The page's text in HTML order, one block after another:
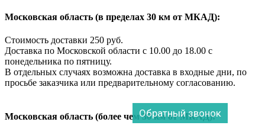
Московская область (в пределах 30 км от МКАД):
Стоимость доставки 250 руб.
Доставка по Московской области с 10.00 до 18.00 с
понедельника по пятницу.
В отдельных случаях возможна доставка в входные дни, по
просьбе заказчика или предварительному согласованию.
Московская область (более чем 30 км от МКАД):
Обратный звонок